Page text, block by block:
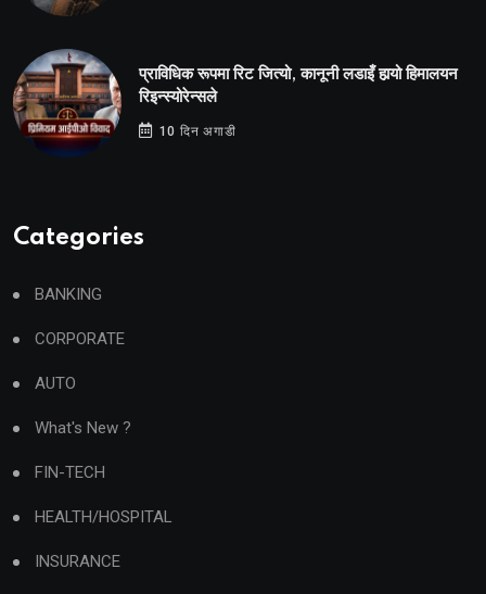
प्राविधिक रूपमा रिट जित्यो, कानूनी लडाइँ हार्‍यो हिमालयन
रिइन्स्योरेन्सले
10 दिन अगाडी
Categories
BANKING
CORPORATE
AUTO
What's New ?
FIN-TECH
HEALTH/HOSPITAL
INSURANCE